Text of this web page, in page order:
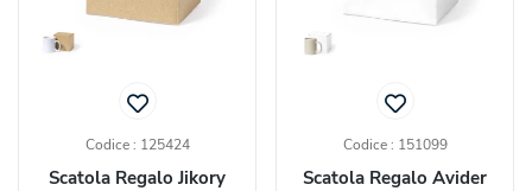
Codice : 125424
Scatola Regalo Jikory
Codice : 151099
Scatola Regalo Avider